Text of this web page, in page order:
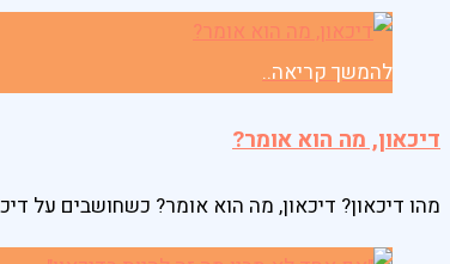
להמשך קריאה..
דיכאון, מה הוא אומר?
מהו דיכאון? דיכאון, מה הוא אומר? כשחושבים על